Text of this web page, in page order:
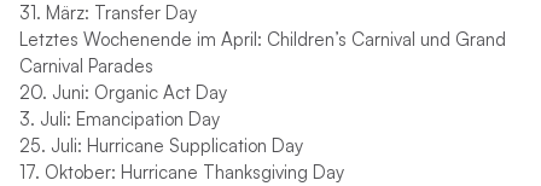
31. März: Transfer Day
Letztes Wochenende im April: Children’s Carnival und Grand
Carnival Parades
20. Juni: Organic Act Day
3. Juli: Emancipation Day
25. Juli: Hurricane Supplication Day
17. Oktober: Hurricane Thanksgiving Day